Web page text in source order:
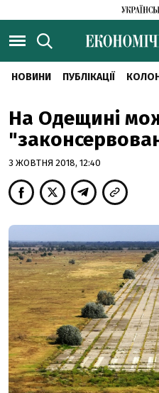
НОВИНИ ПУБЛІКАЦІЇ
На Одещині
3 ЖОВТНЯ 2018, 12:40